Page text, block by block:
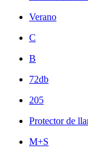
Verano
C
B
72db
205
Protector de
M+S